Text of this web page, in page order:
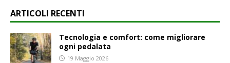
ARTICOLI RECENTI
Tecnologia e comfort: come migliorare
ogni pedalata
19 Maggio 2026